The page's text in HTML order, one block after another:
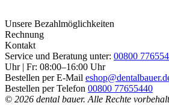
Unsere Bezahlmöglichkeiten
Rechnung
Kontakt
Service und Beratung unter: 00800
Uhr | Fr: 08:00–16:00 Uhr
Bestellen per E-Mail
Bestellen per Telefon 00800 77655440
© 2026 dental bauer. Alle Rechte